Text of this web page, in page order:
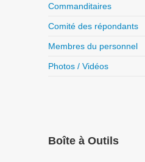
Commanditaires
Comité des répondants
Membres du personnel
Photos / Vidéos
Boîte à Outils